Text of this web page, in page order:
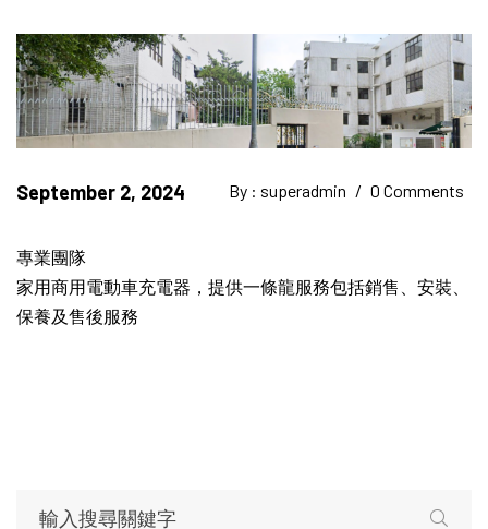
September 2, 2024 By : superadmin / 0 Comments
專業團隊
家用商用電動車充電器，提供一條龍服務包括銷售、安裝、
保養及售後服務